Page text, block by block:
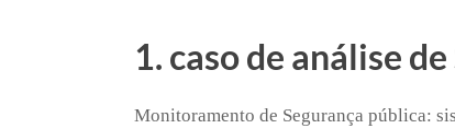
1. caso de análise
Monitoramento de Segurança pública: